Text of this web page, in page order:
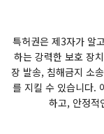
특허권은 제3자가 알
하는 강력한 보호 장
장 발송, 침해금지 소
를 지킬 수 있습니다.
하고, 안정적